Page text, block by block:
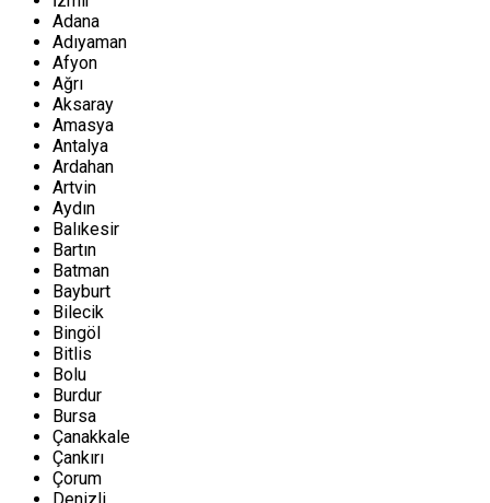
Adana
Adıyaman
Afyon
Ağrı
Aksaray
Amasya
Antalya
Ardahan
Artvin
Aydın
Balıkesir
Bartın
Batman
Bayburt
Bilecik
Bingöl
Bitlis
Bolu
Burdur
Bursa
Çanakkale
Çankırı
Çorum